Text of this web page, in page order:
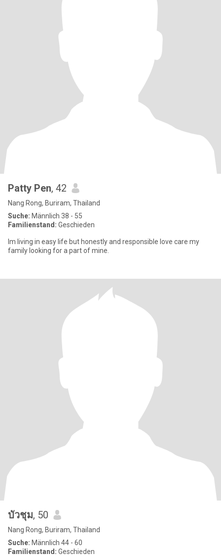
Patty Pen, 42
Nang Rong, Buriram, Thailand
Suche: Männlich 38 - 55
Familienstand: Geschieden
Im living in easy life but honestly and responsible love care my
family looking for a part of mine.
บัวชุม, 50
Nang Rong, Buriram, Thailand
Suche: Männlich 44 - 60
Familienstand: Geschieden